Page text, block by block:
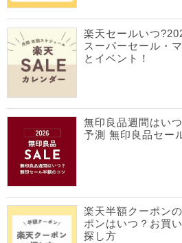
楽天セールいつ
スーパーセール・
とイベント！
無印良品週間はい
予測 無印良品セー
楽天半額クーポン
ポンはいつ？お買
探し方